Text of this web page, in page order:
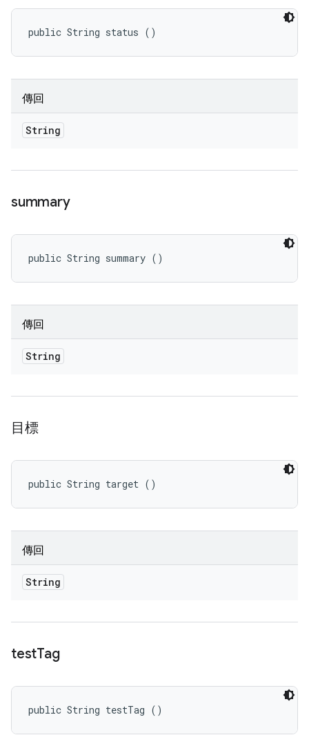
public String status ()
傳回
String
summary
public String summary ()
傳回
String
目標
public String target ()
傳回
String
testTag
public String testTag ()